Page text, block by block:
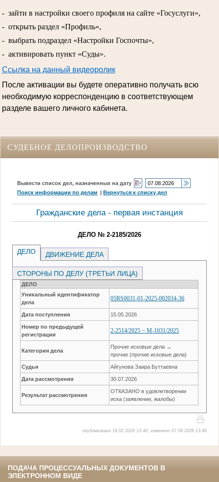
- зайти в настройки своего профиля на сайте «Госуслуги»,
- открыть раздел «Профиль»,
- выбрать подраздел «Настройки Госпочты»,
- активировать пункт «Суды».
Ссылка на данный видеоролик
После активации вы будете оперативно получать всю
необходимую корреспонденцию в соответствующем
разделе вашего личного кабинета.
СУДЕБНОЕ ДЕЛОПРОИЗВОДСТВО
Вывести список дел, назначенных на дату
Поиск информации по делам |Вернуться к списку дел
Гражданские дела - первая инстанция
ДЕЛО № 2-2185/2026
ДЕЛО ДВИЖЕНИЕ ДЕЛА
СТОРОНЫ ПО ДЕЛУ (ТРЕТЬИ ЛИЦА)
ДЕЛО
Уникальный идентификатор
дела
05RS0031-01-2025-002034-36
Дата поступления 15.05.2026
Номер по предыдущей
регистрации
2-2514/2025 ~ М-1031/2025
Категория дела
Прочие исковые дела →
прочие (прочие исковые дела)
Судья Айгунова Заира Буттаевна
Дата рассмотрения 30.07.2026
Результат рассмотрения
ОТКАЗАНО в удовлетворении
иска (заявлении, жалобы)
опубликовано 19.02.2026 13:40, изменено 07.08.2026 13:46
ПОДАЧА ПРОЦЕССУАЛЬНЫХ ДОКУМЕНТОВ В
ЭЛЕКТРОННОМ ВИДЕ